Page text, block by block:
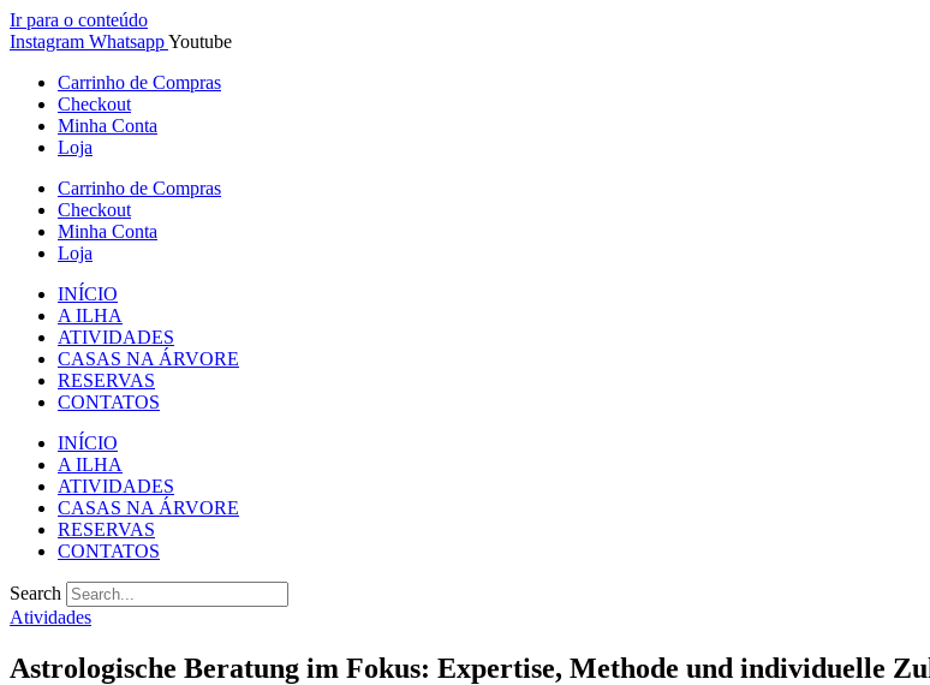
Ir para o conteúdo
Instagram WhatsappYoutube
Carrinho de Compras
Checkout
Minha Conta
Loja
Carrinho de Compras
Checkout
Minha Conta
Loja
INÍCIO
A ILHA
ATIVIDADES
CASAS NA ÁRVORE
RESERVAS
CONTATOS
INÍCIO
A ILHA
ATIVIDADES
CASAS NA ÁRVORE
RESERVAS
CONTATOS
Search
Atividades
Astrologische Beratung im Fokus: Expertise, Methode und individuelle